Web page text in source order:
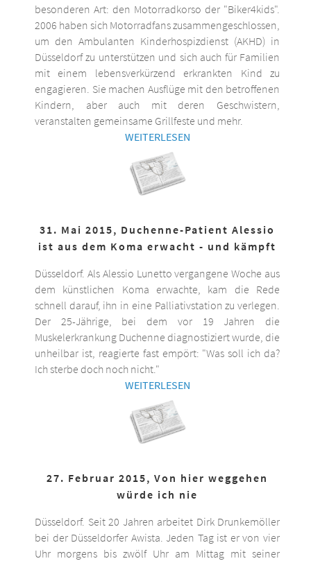
besonderen Art: den Motorradkorso der "Biker4kids".
2006 haben sich Motorradfans zusammengeschlossen,
um den Ambulanten Kinderhospizdienst (AKHD) in
Düsseldorf zu unterstützen und sich auch für Familien
mit einem lebensverkürzend erkrankten Kind zu
engagieren. Sie machen Ausflüge mit den betroffenen
Kindern, aber auch mit deren Geschwistern,
veranstalten gemeinsame Grillfeste und mehr.
WEITERLESEN
31. Mai 2015, Duchenne-Patient Alessio
ist aus dem Koma erwacht - und kämpft
Düsseldorf. Als Alessio Lunetto vergangene Woche aus
dem künstlichen Koma erwachte, kam die Rede
schnell darauf, ihn in eine Palliativstation zu verlegen.
Der 25-Jährige, bei dem vor 19 Jahren die
Muskelerkrankung Duchenne diagnostiziert wurde, die
unheilbar ist, reagierte fast empört: "Was soll ich da?
Ich sterbe doch noch nicht."
WEITERLESEN
27. Februar 2015, Von hier weggehen
würde ich nie
Düsseldorf. Seit 20 Jahren arbeitet Dirk Drunkemöller
bei der Düsseldorfer Awista. Jeden Tag ist er von vier
Uhr morgens bis zwölf Uhr am Mittag mit seiner